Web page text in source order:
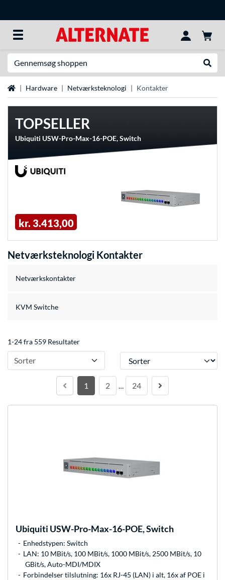
StartsideHardware Netværksteknologi Kontakter
TOPSELLER
Ubiquiti USW-Pro-Max-16-POE, Switch
kr. 3.413,00
Netværksteknologi Kontakter
Netværkskontakter
KVM Switche
1-24 fra 559 Resultater
Sorter Sorter
1 2 … 24
Ubiquiti USW-Pro-Max-16-POE, Switch
Enhedstypen: Switch
LAN: 10 MBit/s, 100 MBit/s, 1000 MBit/s, 2500 MBit/s, 10
GBit/s, Auto-MDI/MDIX
Forbindelser tilslutning: 16x RJ-45 (LAN) i alt, 16x af POE i